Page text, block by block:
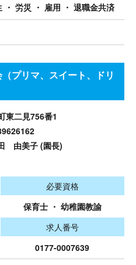
・ 労災 ・ 雇用 ・ 退職金共済
プリマ、スイート、ドリ
東二見756番1
由美子 (園長)
必要資格
保育士 ・ 幼稚園教諭
求人番号
0177-0007639